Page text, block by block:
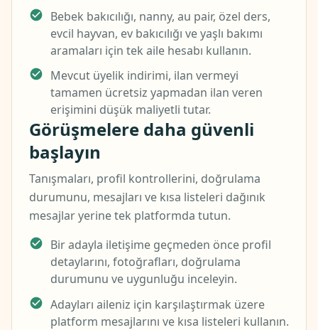
Bebek bakıcılığı, nanny, au pair, özel ders,
evcil hayvan, ev bakıcılığı ve yaşlı bakımı
aramaları için tek aile hesabı kullanın.
Mevcut üyelik indirimi, ilan vermeyi
tamamen ücretsiz yapmadan ilan veren
erişimini düşük maliyetli tutar.
Görüşmelere daha güvenli
başlayın
Tanışmaları, profil kontrollerini, doğrulama
durumunu, mesajları ve kısa listeleri dağınık
mesajlar yerine tek platformda tutun.
Bir adayla iletişime geçmeden önce profil
detaylarını, fotoğrafları, doğrulama
durumunu ve uygunluğu inceleyin.
Adayları aileniz için karşılaştırmak üzere
platform mesajlarını ve kısa listeleri kullanın.